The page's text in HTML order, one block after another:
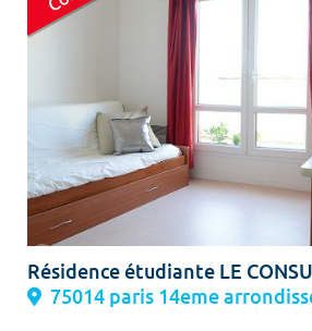
Résidence étudiante LE
75014 paris 14eme